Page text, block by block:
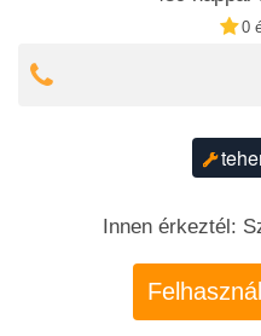
0
Innen érkeztél: